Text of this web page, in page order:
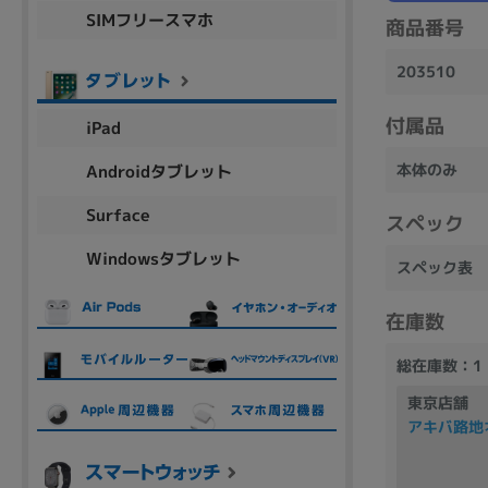
商品番号
203510
付属品
本体のみ
スペック
スペック表
在庫数
総在庫数：1
東京店舗
アキバ路
SIMフリースマホ
iPad
Androidタブレット
Surface
Windowsタブレット
商品シリーズ名・ブランド名の絞り込み。
aspire Inspiron
商品の搭載機能による絞り込み
Webカメラ内蔵
ランク
商品状態の絞り込み
新品/未使用 中古 新品